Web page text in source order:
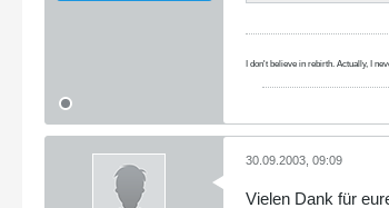
I don't believe in rebirth. Actually, I
30.09.2003, 09:09
Vielen Dank für